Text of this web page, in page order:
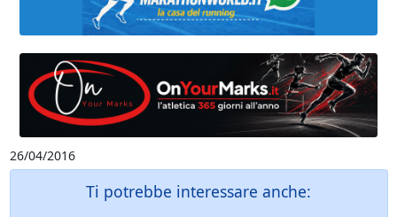
26/04/2016
Ti potrebbe interessare anche: